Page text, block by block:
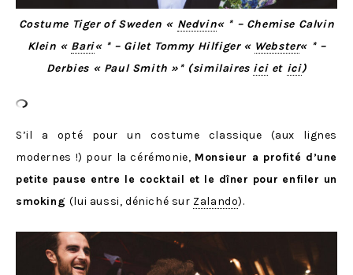
Costume Tiger of Sweden « Nedvin« * – Chemise Calvin
Klein « Bari« * – Gilet Tommy Hilfiger « Webster« * –
Derbies « Paul Smith »* (similaires iciet ici)
S’il a opté pour un costume classique (aux lignes
modernes !) pour la cérémonie, Monsieur a profité d’une
petite pause entre le cocktail et le dîner pour enfiler un
smoking (lui aussi, déniché sur Zalando).